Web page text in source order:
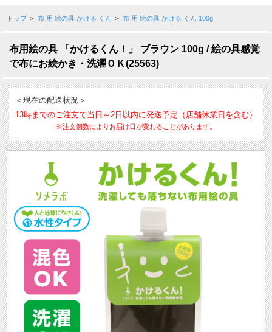
トップ > 布 用 絵の具 かける くん > 布 用 絵の具 かける くん 100g
布用絵の具 「かけるくん！」 ブラウン 100g / 絵の具感覚
で布にお絵かき・洗濯ＯＫ(25563)
＜現在の配送状況＞
13時までのご注文で当日～2日以内に発送予定（店舗休業日を含む）
※注文個数によりお届け日が変わることがあります。